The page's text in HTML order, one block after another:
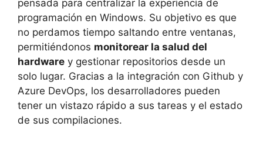
pensada para centralizar la experiencia de
programación en Windows. Su objetivo es que
no perdamos tiempo saltando entre ventanas,
permitiéndonos monitorear la salud del
hardware y gestionar repositorios desde un
solo lugar. Gracias a la integración con Github y
Azure DevOps, los desarrolladores pueden
tener un vistazo rápido a sus tareas y el estado
de sus compilaciones.